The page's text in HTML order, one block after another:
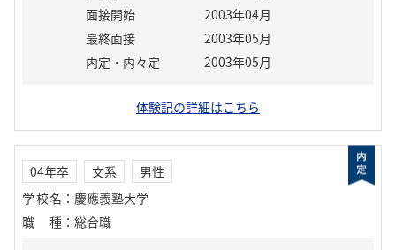
面接開始
2003年04月
最終面接
2003年05月
内定・内々定
2003年05月
体験記の詳細はこちら
04年卒 文系
男性
学校名 ： 慶應義塾大学
職種 ： 総合職